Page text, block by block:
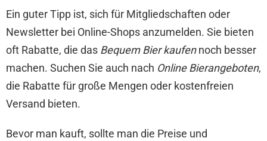
Ein guter Tipp ist, sich für Mitgliedschaften oder
Newsletter bei Online-Shops anzumelden. Sie bieten
oft Rabatte, die das Bequem Bier kaufennoch besser
machen. Suchen Sie auch nach Online Bierangeboten,
die Rabatte für große Mengen oder kostenfreien
Versand bieten.
Bevor man kauft, sollte man die Preise und